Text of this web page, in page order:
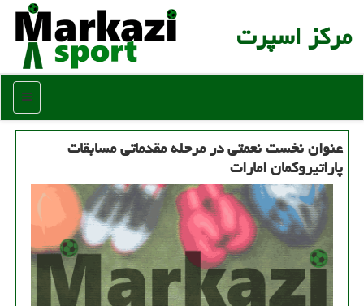
مركز اسپرت
منو
عنوان نخست نعمتی در مرحله مقدماتی مسابقات
پاراتیروكمان امارات